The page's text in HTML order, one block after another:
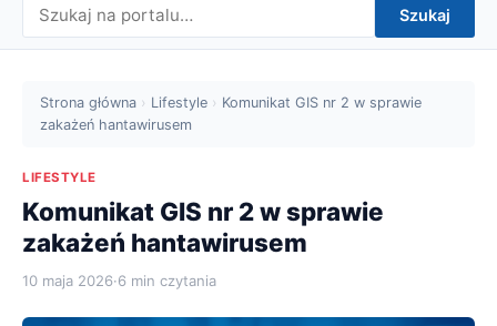
Szukaj
Strona główna › Lifestyle › Komunikat GIS nr 2 w sprawie
zakażeń hantawirusem
LIFESTYLE
Komunikat GIS nr 2 w sprawie
zakażeń hantawirusem
10 maja 2026·6 min czytania